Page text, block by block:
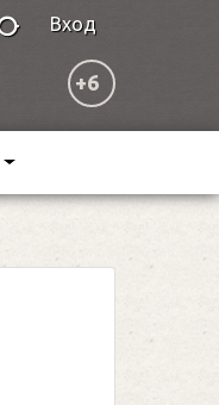
Вход
+6